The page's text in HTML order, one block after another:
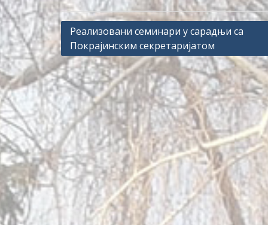
Post
navigation
Реализовани семинари у сарадњи са
Покрајинским секретаријатом